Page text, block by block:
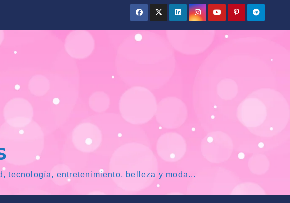
tecnología, entretenimiento, belleza y moda...